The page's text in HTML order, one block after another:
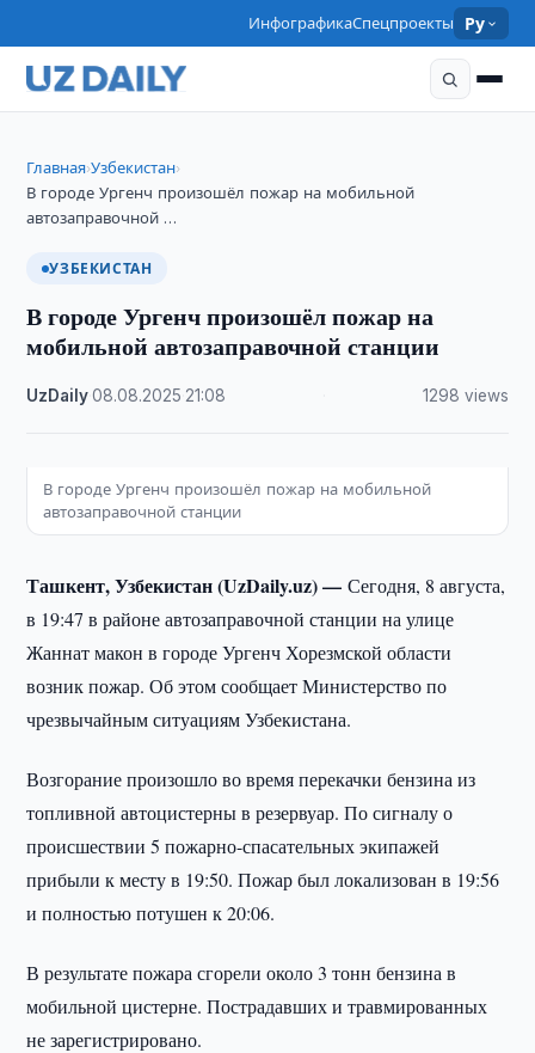
ИнфографикаСпецпроекты Ру
Главная›Узбекистан›
В городе Ургенч произошёл пожар на мобильной
автозаправочной …
УЗБЕКИСТАН
В городе Ургенч произошёл пожар на
мобильной автозаправочной станции
UzDaily·08.08.2025 21:08 1298 views
В городе Ургенч произошёл пожар на мобильной
автозаправочной станции
Ташкент, Узбекистан (UzDaily.uz) —Сегодня, 8 августа,
в 19:47 в районе автозаправочной станции на улице
Жаннат макон в городе Ургенч Хорезмской области
возник пожар. Об этом сообщает Министерство по
чрезвычайным ситуациям Узбекистана.
Возгорание произошло во время перекачки бензина из
топливной автоцистерны в резервуар. По сигналу о
происшествии 5 пожарно-спасательных экипажей
прибыли к месту в 19:50. Пожар был локализован в 19:56
и полностью потушен к 20:06.
В результате пожара сгорели около 3 тонн бензина в
мобильной цистерне. Пострадавших и травмированных
не зарегистрировано.